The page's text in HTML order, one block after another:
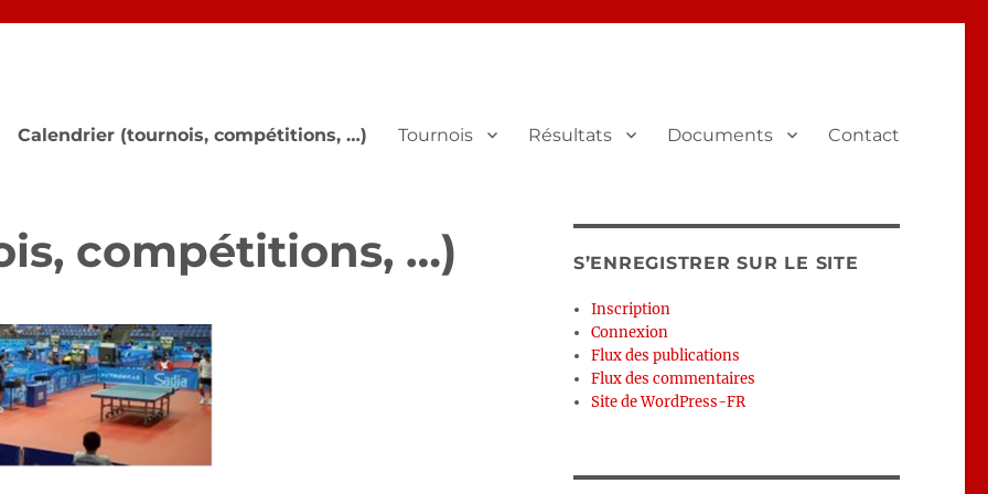
Calendrier (tournois, compétitions, …) Tournois Résultats Documents Contact
compétitions, …) S’ENREGISTRER SUR LE SITE
Inscription
Connexion
Flux des publications
Flux des commentaires
Site de WordPress-FR